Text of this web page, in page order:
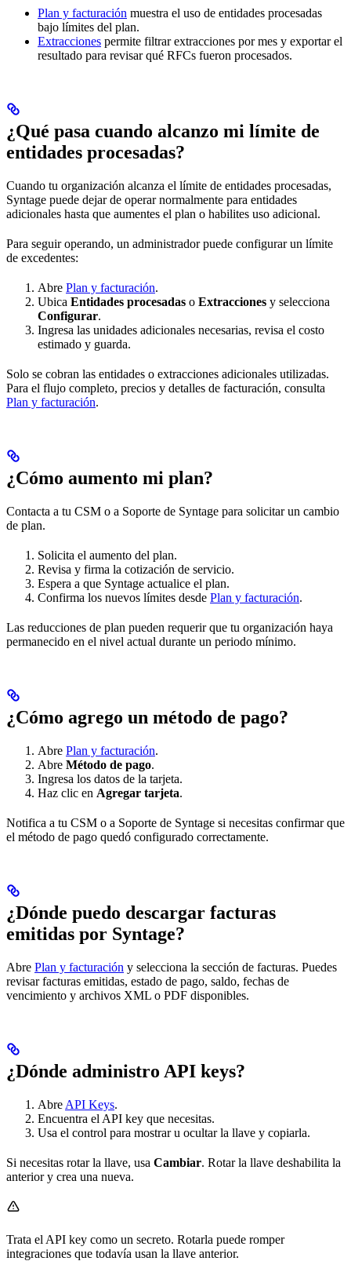
Plan y facturación muestra el uso de entidades procesadas
bajo límites del plan.
Extracciones permite filtrar extracciones por mes y exportar el
resultado para revisar qué RFCs fueron procesados.
¿Qué pasa cuando alcanzo mi límite de
entidades procesadas?
Cuando tu organización alcanza el límite de entidades procesadas,
Syntage puede dejar de operar normalmente para entidades
adicionales hasta que aumentes el plan o habilites uso adicional.
Para seguir operando, un administrador puede configurar un límite
de excedentes:
Abre Plan y facturación.
Ubica Entidades procesadas o Extracciones y selecciona
Configurar.
Ingresa las unidades adicionales necesarias, revisa el costo
estimado y guarda.
Solo se cobran las entidades o extracciones adicionales utilizadas.
Para el flujo completo, precios y detalles de facturación, consulta
Plan y facturación.
¿Cómo aumento mi plan?
Contacta a tu CSM o a Soporte de Syntage para solicitar un cambio
de plan.
Solicita el aumento del plan.
Revisa y firma la cotización de servicio.
Espera a que Syntage actualice el plan.
Confirma los nuevos límites desde Plan y facturación.
Las reducciones de plan pueden requerir que tu organización haya
permanecido en el nivel actual durante un periodo mínimo.
¿Cómo agrego un método de pago?
Abre Plan y facturación.
Abre Método de pago.
Ingresa los datos de la tarjeta.
Haz clic en Agregar tarjeta.
Notifica a tu CSM o a Soporte de Syntage si necesitas confirmar que
el método de pago quedó configurado correctamente.
¿Dónde puedo descargar facturas
emitidas por Syntage?
Abre Plan y facturación y selecciona la sección de facturas. Puedes
revisar facturas emitidas, estado de pago, saldo, fechas de
vencimiento y archivos XML o PDF disponibles.
¿Dónde administro API keys?
Abre API Keys.
Encuentra el API key que necesitas.
Usa el control para mostrar u ocultar la llave y copiarla.
Si necesitas rotar la llave, usa Cambiar. Rotar la llave deshabilita la
anterior y crea una nueva.
Trata el API key como un secreto. Rotarla puede romper
integraciones que todavía usan la llave anterior.